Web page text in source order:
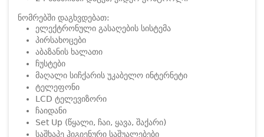
ნომრებში დაგხვდებათ:
ელექტრონული გასაღების სისტემა
პირსახოცები
აბაზანის ხალათი
ჩუსტები
მაღალი სიჩქარის უკაბელო ინტერნეტი
ტელეფონი
LCD ტელევიზორი
ჩაიდანი
Set Up (წყალი, ჩაი, ყავა, შაქარი)
საშხაპე ჰიგიენური საშუალებები